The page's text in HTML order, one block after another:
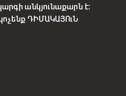
անկյունաքարն է:
ԴԻՄԱԿԱՅՈւՆ